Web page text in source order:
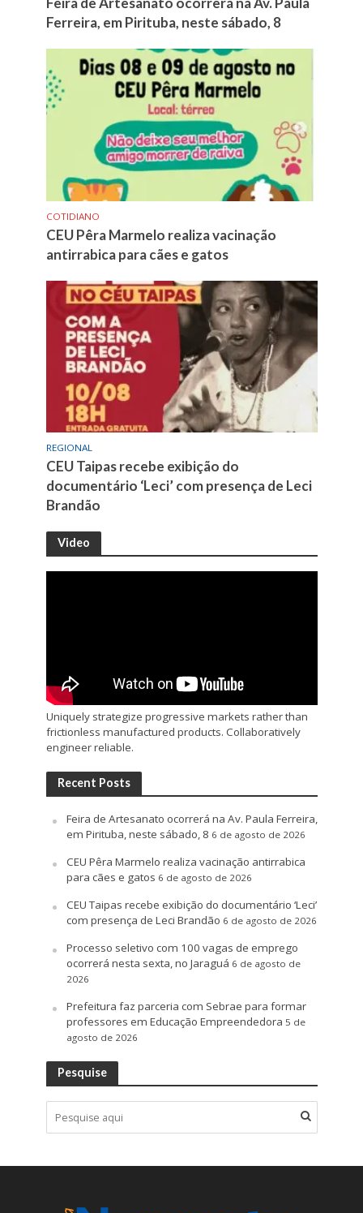
Ferreira, em Pirituba, neste sábado, 8
COTIDIANO
CEU Pêra Marmelo realiza vacinação
antirrabica para cães e gatos
REGIONAL
CEU Taipas recebe exibição do
documentário ‘Leci’ com presença de Leci
Brandão
Video
Uniquely strategize progressive markets rather than
frictionless manufactured products. Collaboratively
engineer reliable.
Recent Posts
Feira de Artesanato ocorrerá na Av. Paula Ferreira,
em Pirituba, neste sábado, 8 6 de agosto de 2026
CEU Pêra Marmelo realiza vacinação antirrabica
para cães e gatos 6 de agosto de 2026
CEU Taipas recebe exibição do documentário ‘Leci’
com presença de Leci Brandão 6 de agosto de 2026
Processo seletivo com 100 vagas de emprego
ocorrerá nesta sexta, no Jaraguá 6 de agosto de
2026
Prefeitura faz parceria com Sebrae para formar
professores em Educação Empreendedora 5 de
agosto de 2026
Pesquise